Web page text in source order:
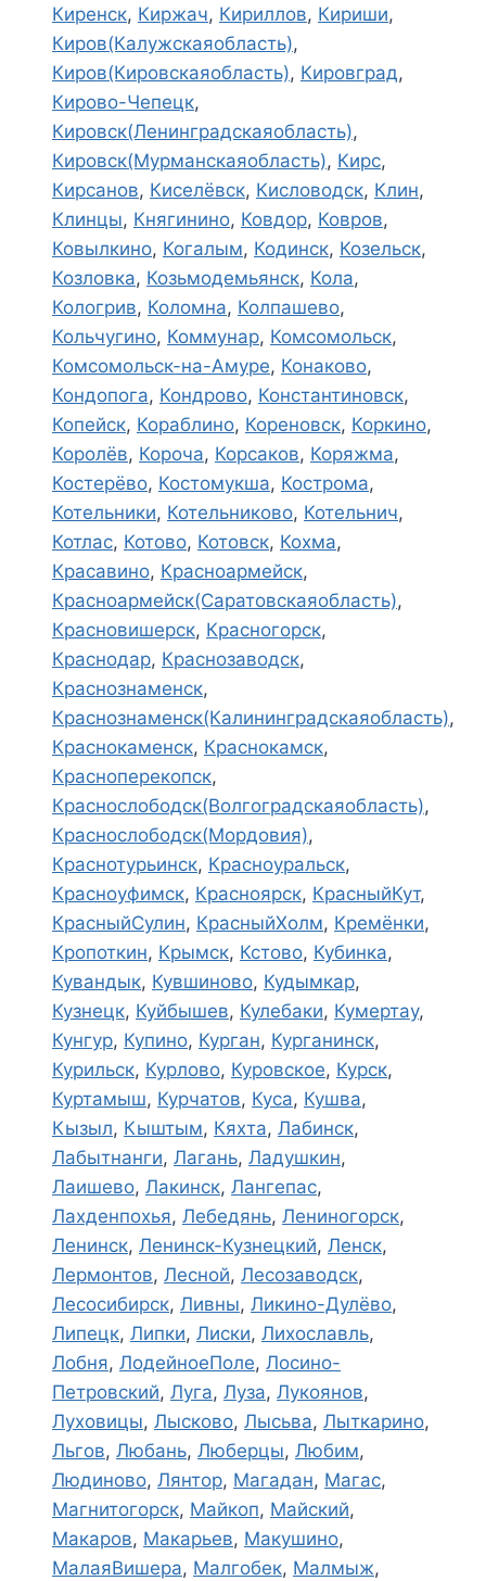
Киренск, Киржач, Кириллов, Кириши,
Киров(Калужскаяобласть),
Киров(Кировскаяобласть), Кировград,
Кирово-Чепецк,
Кировск(Ленинградскаяобласть),
Кировск(Мурманскаяобласть), Кирс,
Кирсанов, Киселёвск, Кисловодск, Клин,
Клинцы, Княгинино, Ковдор, Ковров,
Ковылкино, Когалым, Кодинск, Козельск,
Козловка, Козьмодемьянск, Кола,
Кологрив, Коломна, Колпашево,
Кольчугино, Коммунар, Комсомольск,
Комсомольск-на-Амуре, Конаково,
Кондопога, Кондрово, Константиновск,
Копейск, Кораблино, Кореновск, Коркино,
Королёв, Короча, Корсаков, Коряжма,
Костерёво, Костомукша, Кострома,
Котельники, Котельниково, Котельнич,
Котлас, Котово, Котовск, Кохма,
Красавино, Красноармейск,
Красноармейск(Саратовскаяобласть),
Красновишерск, Красногорск,
Краснодар, Краснозаводск,
Краснознаменск,
Краснознаменск(Калининградскаяобласть),
Краснокаменск, Краснокамск,
Красноперекопск,
Краснослободск(Волгоградскаяобласть),
Краснослободск(Мордовия),
Краснотурьинск, Красноуральск,
Красноуфимск, Красноярск, КрасныйКут,
КрасныйСулин, КрасныйХолм, Кремёнки,
Кропоткин, Крымск, Кстово, Кубинка,
Кувандык, Кувшиново, Кудымкар,
Кузнецк, Куйбышев, Кулебаки, Кумертау,
Кунгур, Купино, Курган, Курганинск,
Курильск, Курлово, Куровское, Курск,
Куртамыш, Курчатов, Куса, Кушва,
Кызыл, Кыштым, Кяхта, Лабинск,
Лабытнанги, Лагань, Ладушкин,
Лаишево, Лакинск, Лангепас,
Лахденпохья, Лебедянь, Лениногорск,
Ленинск, Ленинск-Кузнецкий, Ленск,
Лермонтов, Лесной, Лесозаводск,
Лесосибирск, Ливны, Ликино-Дулёво,
Липецк, Липки, Лиски, Лихославль,
Лобня, ЛодейноеПоле, Лосино-
Петровский, Луга, Луза, Лукоянов,
Луховицы, Лысково, Лысьва, Лыткарино,
Льгов, Любань, Люберцы, Любим,
Людиново, Лянтор, Магадан, Магас,
Магнитогорск, Майкоп, Майский,
Макаров, Макарьев, Макушино,
МалаяВишера, Малгобек, Малмыж,